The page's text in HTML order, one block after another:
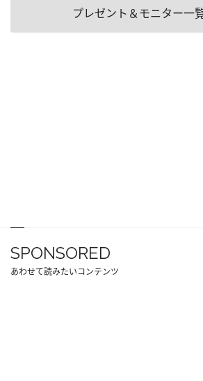
プレゼント＆モニター一
SPONSORED
あわせて読みたいコンテンツ